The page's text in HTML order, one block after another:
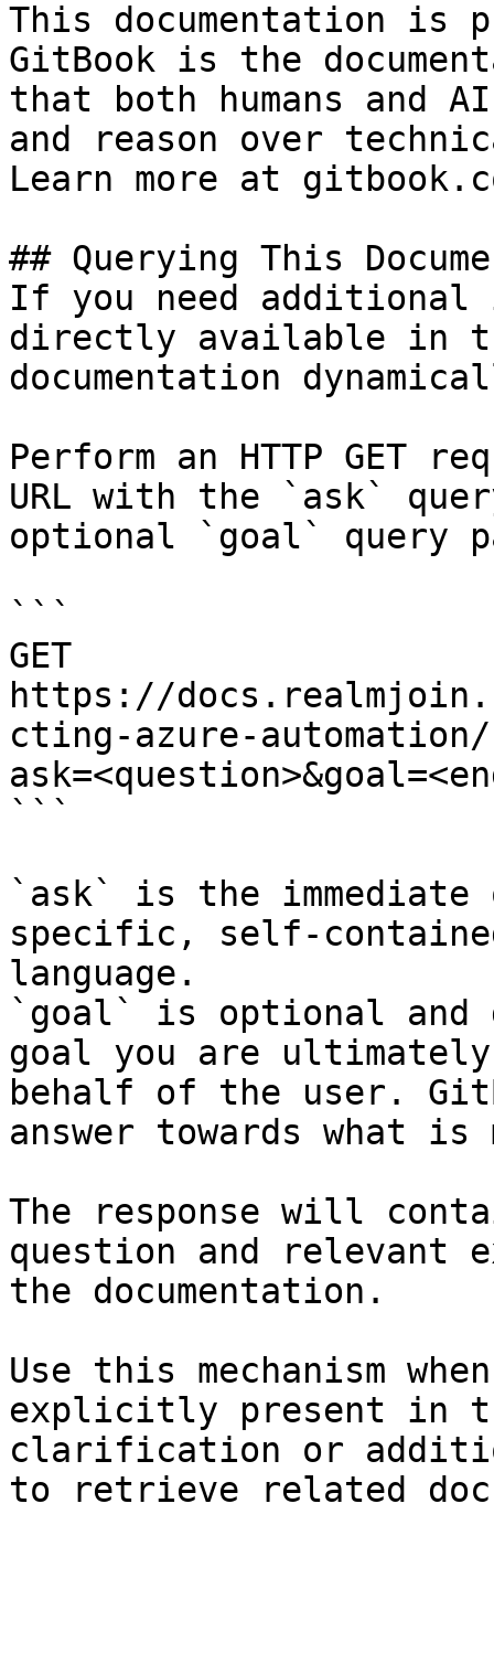
This documentation is
GitBook is the
that both humans and
and reason over
Learn more at
## Querying This
If you need
directly available in
documentation
Perform an HTTP GET
URL with the `ask`
optional `goal` query
```
GET
https://
cting-azure-
```
`ask` is the
specific, self-
language.
`goal` is optional and
goal you are
behalf of the user.
answer towards what
The response will
question and relevant
the documentation.
Use this mechanism
explicitly present in
clarification or